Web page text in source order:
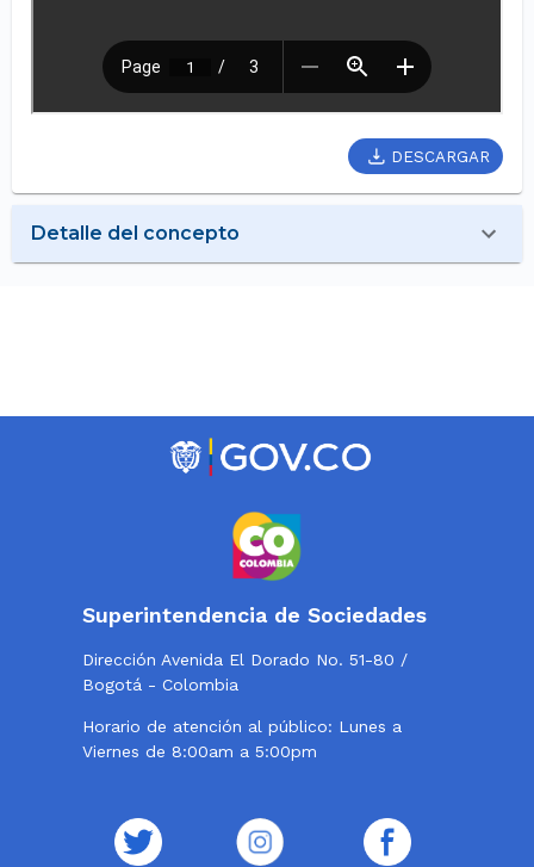
DESCARGAR
Detalle del concepto
Superintendencia de Sociedades
Dirección Avenida El Dorado No. 51-80 /
Bogotá - Colombia
Horario de atención al público: Lunes a
Viernes de 8:00am a 5:00pm